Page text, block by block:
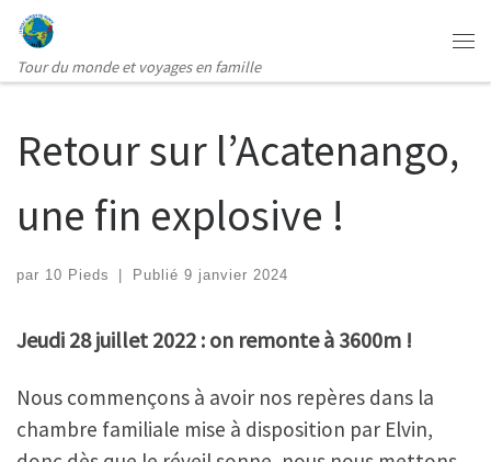
Passer au contenu
Tour du monde et voyages en famille
Retour sur l’Acatenango,
une fin explosive !
par 10 Pieds | Publié 9 janvier 2024
Jeudi 28 juillet 2022 : on remonte à 3600m !
Nous commençons à avoir nos repères dans la
chambre familiale mise à disposition par Elvin,